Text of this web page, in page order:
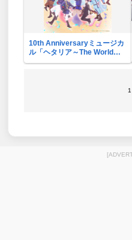
10th Anniversaryミュージカ
ル「ヘタリア～The World
Concert～」リバイバル・ビ